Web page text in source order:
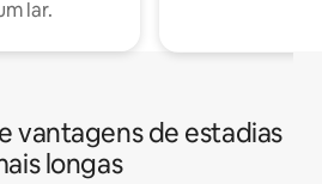
lar.
vantagens de estadias
longas